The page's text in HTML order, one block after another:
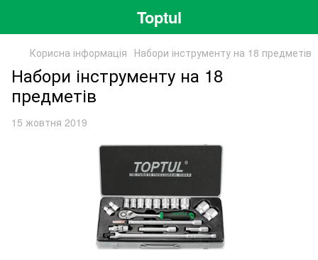
Toptul
Корисна інформація Набори інструменту на 18 предметів
Набори інструменту на 18
предметів
15 жовтня 2019